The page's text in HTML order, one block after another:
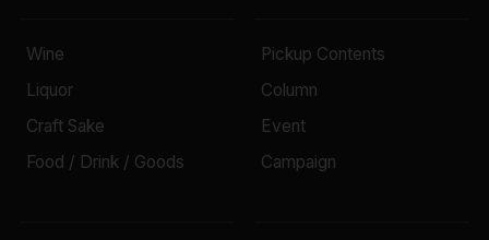
Wine
Liquor
Craft Sake
Food / Drink / Goods
Pickup Contents
Column
Event
Campaign